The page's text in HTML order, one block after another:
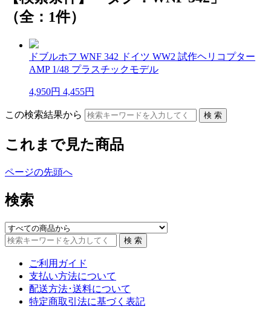
（全：1件）
ドブルホフ WNF 342 ドイツ WW2 試作ヘリコプター
AMP 1/48 プラスチックモデル
4,950円 4,455円
この検索結果から
これまで見た商品
ページの先頭へ
検索
ご利用ガイド
支払い方法について
配送方法･送料について
特定商取引法に基づく表記